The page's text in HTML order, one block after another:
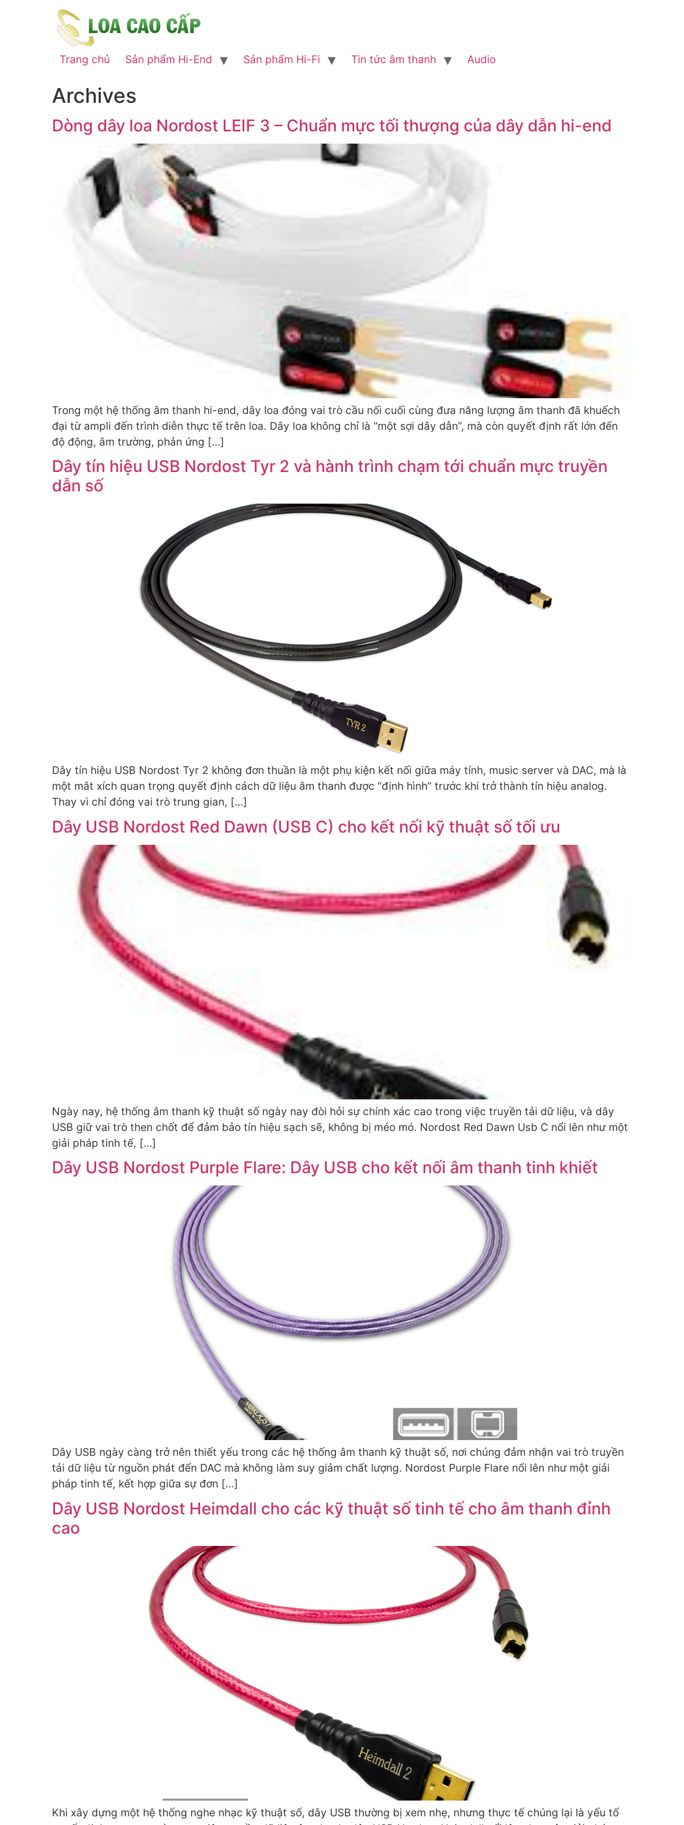
Trang chủ Sản phẩm Hi-End Sản phẩm Hi-Fi Tin tức âm thanh Audio
Archives
Dòng dây loa Nordost LEIF 3 – Chuẩn mực tối thượng của dây dẫn hi-end
Trong một hệ thống âm thanh hi-end, dây loa đóng vai trò cầu nối cuối cùng đưa năng lượng âm thanh đã khuếch
đại từ ampli đến trình diễn thực tế trên loa. Dây loa không chỉ là “một sợi dây dẫn”, mà còn quyết định rất lớn đến
độ động, âm trường, phản ứng […]
Dây tín hiệu USB Nordost Tyr 2 và hành trình chạm tới chuẩn mực truyền
dẫn số
Dây tín hiệu USB Nordost Tyr 2 không đơn thuần là một phụ kiện kết nối giữa máy tính, music server và DAC, mà là
một mắt xích quan trọng quyết định cách dữ liệu âm thanh được “định hình” trước khi trở thành tín hiệu analog.
Thay vì chỉ đóng vai trò trung gian, […]
Dây USB Nordost Red Dawn (USB C) cho kết nối kỹ thuật số tối ưu
Ngày nay, hệ thống âm thanh kỹ thuật số ngày nay đòi hỏi sự chính xác cao trong việc truyền tải dữ liệu, và dây
USB giữ vai trò then chốt để đảm bảo tín hiệu sạch sẽ, không bị méo mó. Nordost Red Dawn Usb C nổi lên như một
giải pháp tinh tế, […]
Dây USB Nordost Purple Flare: Dây USB cho kết nối âm thanh tinh khiết
Dây USB ngày càng trở nên thiết yếu trong các hệ thống âm thanh kỹ thuật số, nơi chúng đảm nhận vai trò truyền
tải dữ liệu từ nguồn phát đến DAC mà không làm suy giảm chất lượng. Nordost Purple Flare nổi lên như một giải
pháp tinh tế, kết hợp giữa sự đơn […]
Dây USB Nordost Heimdall cho các kỹ thuật số tinh tế cho âm thanh đỉnh
cao
Khi xây dựng một hệ thống nghe nhạc kỹ thuật số, dây USB thường bị xem nhẹ, nhưng thực tế chúng lại là yếu tố